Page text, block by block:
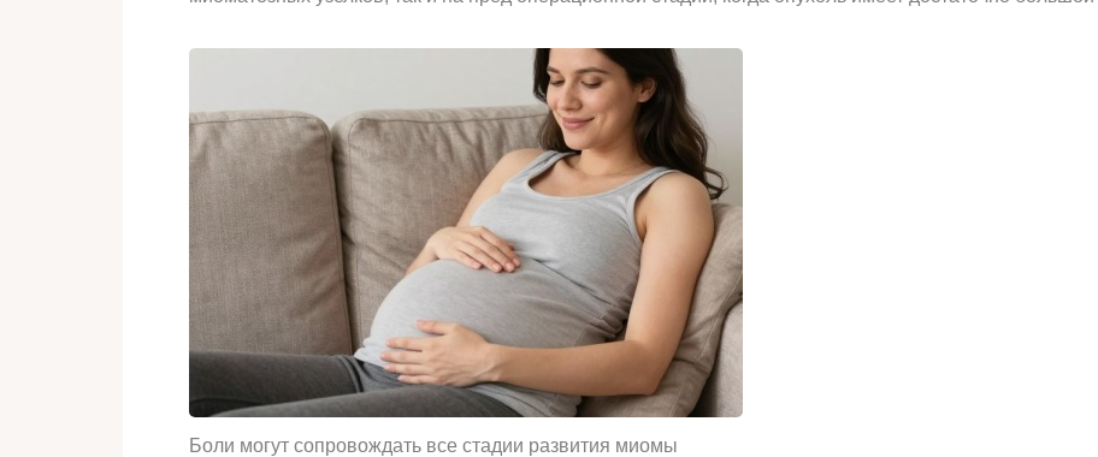
Боли могут сопровождать все стадии развития миомы